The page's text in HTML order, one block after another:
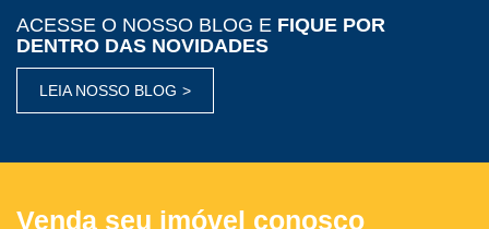
ACESSE O NOSSO BLOG E FIQUE POR
DENTRO DAS NOVIDADES
LEIA NOSSO BLOG
Venda seu imóvel conosco